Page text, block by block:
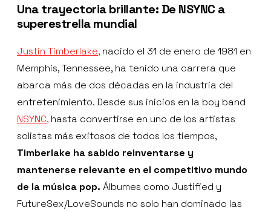
Una trayectoria brillante: De NSYNC a
superestrella mundial
Justin Timberlake, nacido el 31 de enero de 1981 en
Memphis, Tennessee, ha tenido una carrera que
abarca más de dos décadas en la industria del
entretenimiento. Desde sus inicios en la boy band
NSYNC, hasta convertirse en uno de los artistas
solistas más exitosos de todos los tiempos,
Timberlake ha sabido reinventarse y
mantenerse relevante en el competitivo mundo
de la música pop. Álbumes como Justified y
FutureSex/LoveSounds no solo han dominado las